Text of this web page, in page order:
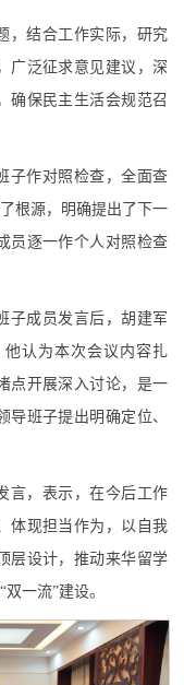
，结合工作实际，研究
广泛征求意见建议，深
确保民主生活会规范召
子作对照检查，全面查
根源，明确提出了下一
员逐一作个人对照检查
子成员发言后，胡建军
他认为本次会议内容扎
点开展深入讨论，是一
班子提出明确定位、
言，表示，在今后工作
体现担当作为，以自我
层设计，推动来华留学
一流”建设。